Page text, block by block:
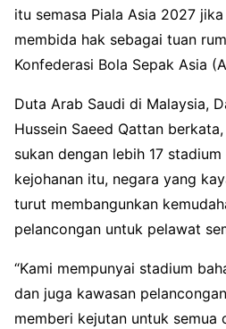
itu semasa Piala Asia 2027
membida hak sebagai tuan
Konfederasi Bola Sepak Asia
Duta Arab Saudi di Malaysia,
Hussein Saeed Qattan
sukan dengan lebih 17
kejohanan itu, negara yang
turut membangunkan
pelancongan untuk pelawat
“Kami mempunyai stadium
dan juga kawasan
memberi kejutan untuk semua